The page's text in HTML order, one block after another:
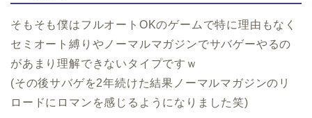
そもそも僕はフルオートOKのゲームで特に理由もなく
セミオート縛りやノーマルマガジンでサバゲーやるの
があまり理解できないタイプですｗ
(その後サバゲを2年続けた結果ノーマルマガジンのリ
ロードにロマンを感じるようになりました笑)